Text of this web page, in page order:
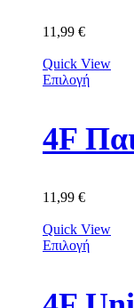
11,99 €
Quick View
Επιλογή
4F
11,99 €
Quick View
Επιλογή